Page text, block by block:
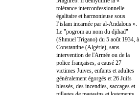
tolérance interconfessionnelle
égalitaire et harmonieuse sous
l’islam incarnée par al-Andalous ».
Le "pogrom au nom du djihad"
(Shmuel Trigano) du 5 août 1934, à
Constantine (Algérie), sans
intervention de l'Armée ou de la
police françaises, a causé 27
victimes Juives, enfants et adultes
généralement égorgés et 26 Juifs
blessés, des incendies, saccages et